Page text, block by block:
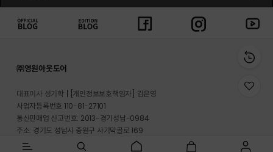
㈜영원아웃도어
대표이사 성기학
[개인정보보호책임자] 김은영
사업자등록번호 110-81-27101
통신판매업 신고번호: 2013-경기성남-0984
주소: 경기도 성남시 중원구 사기막골로 169
반송지 주소 : 경기도 이천시 마장면 프리미엄 아울렛로 33-20
위
이